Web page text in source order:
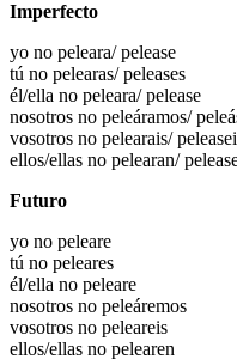
Imperfecto
yo no peleara/ pelease
tú no pelearas/ peleases
él/ella no peleara/ pelease
nosotros no peleáramos/
vosotros no pelearais/
ellos/ellas no pelearan/
Futuro
yo no peleare
tú no peleares
él/ella no peleare
nosotros no peleáremos
vosotros no peleareis
ellos/ellas no pelearen